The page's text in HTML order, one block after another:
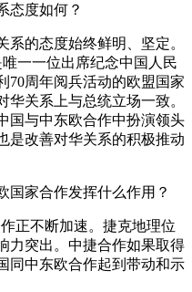
度如何？
的态度始终鲜明、坚定。
一一位出席纪念中国人民
70周年阅兵活动的欧盟国家
关系上与总统立场一致。
国与中东欧合作中扮演领头
是改善对华关系的积极推动
家合作发挥什么作用？
正不断加速。捷克地理位
力突出。中捷合作如果取得
同中东欧合作起到带动和示